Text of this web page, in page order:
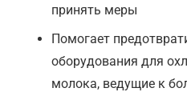
принять меры
Помогает
оборудования для
молока, ведущие к